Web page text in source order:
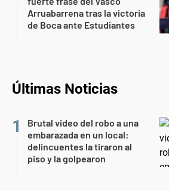
Arruabarrena tras la victoria
de Boca ante Estudiantes
Últimas Noticias
Brutal video del robo a una
embarazada en un local:
delincuentes la tiraron al
piso y la golpearon